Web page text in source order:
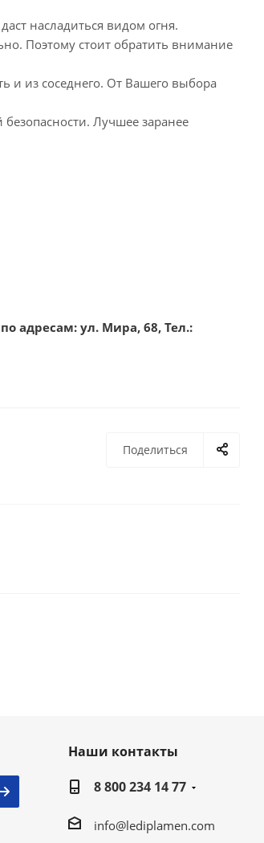
насладиться видом огня.
Поэтому стоит обратить внимание
и из соседнего. От Вашего выбора
Лучшее заранее
по адресам: ул. Мира, 68, Тел.:
Поделиться
Наши контакты
8 800 234 14 77
info@lediplamen.com